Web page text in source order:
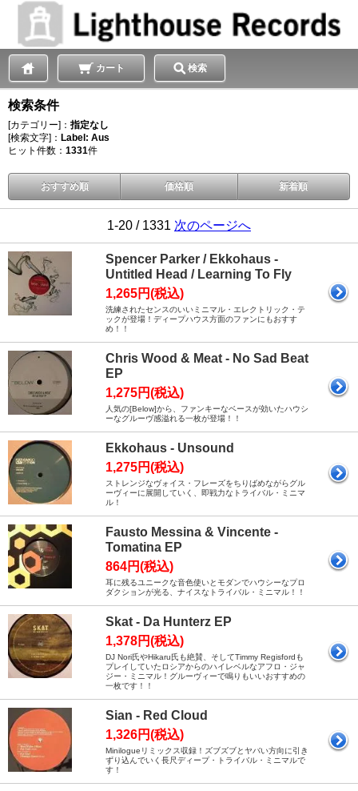
カート 検索
検索条件
[カテゴリー]： 指定なし
[検索文字]： Label: Aus
ヒット件数： 1331件
おすすめ順 価格順 新着順
1-20 / 1331 次のページへ
Spencer Parker / Ekkohaus -
Untitled Head / Learning To Fly
1,265円(税込)
洗練されたセンスのいいミニマル・エレクトリック・テ
ックが登場！ディープハウス方面のファンにもおすす
め！！
Chris Wood & Meat - No Sad Beat
EP
1,275円(税込)
人気の[Below]から、ファンキーなベースが効いたハウシ
ーなグルーヴ感溢れる一枚が登場！！
Ekkohaus - Unsound
1,275円(税込)
ストレンジなヴォイス・フレーズをちりばめながらグル
ーヴィーに展開していく、即戦力なトライバル・ミニマ
ル！
Fausto Messina & Vincente -
Tomatina EP
864円(税込)
耳に残るユニークな音色使いとモダンでハウシーなプロ
ダクションが光る、ナイスなトライバル・ミニマル！！
Skat - Da Hunterz EP
1,378円(税込)
DJ Nori氏やHikaru氏も絶賛、そしてTimmy Regisfordも
プレイしていたロシアからのハイレベルなアフロ・ジャ
ジー・ミニマル！グルーヴィーで鳴りもいいおすすめの
一枚です！！
Sian - Red Cloud
1,326円(税込)
Minilogueリミックス収録！ズブズブとヤバい方向に引き
ずり込んでいく長尺ディープ・トライバル・ミニマルで
す！